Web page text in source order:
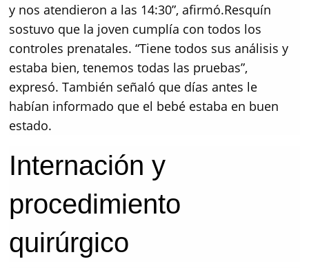
y nos atendieron a las 14:30”, afirmó.Resquín
sostuvo que la joven cumplía con todos los
controles prenatales. “Tiene todos sus análisis y
estaba bien, tenemos todas las pruebas”,
expresó. También señaló que días antes le
habían informado que el bebé estaba en buen
estado.
Internación y
procedimiento
quirúrgico